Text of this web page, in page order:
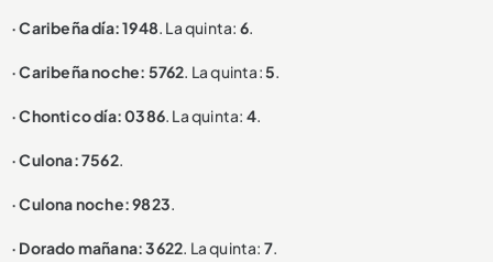
· Caribeña día: 1948. La quinta: 6.
· Caribeña noche: 5762. La quinta:5.
· Chontico día: 0386. La quinta: 4.
· Culona: 7562.
· Culona noche: 9823.
· Dorado mañana: 3622. La quinta: 7.